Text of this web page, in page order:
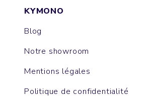
KYMONO
Blog
Notre showroom
Mentions légales
Politique de confidentialité